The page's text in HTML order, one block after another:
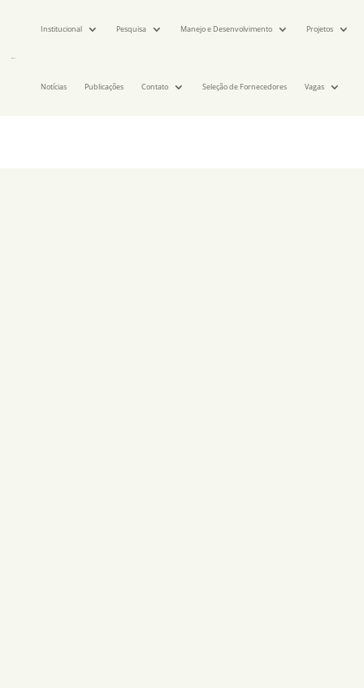
Institucional Pesquisa Manejo e Desenvolvimento Projetos
Notícias Publicações Contato Seleção de Fornecedores Vagas